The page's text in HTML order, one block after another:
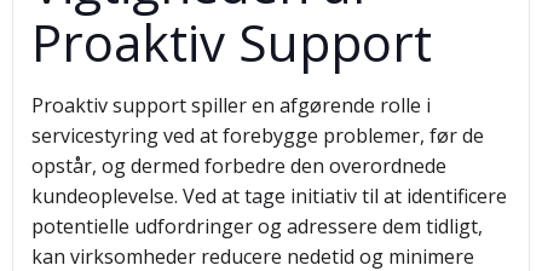
Proaktiv Support
Proaktiv support spiller en afgørende rolle i
servicestyring ved at forebygge problemer, før de
opstår, og dermed forbedre den overordnede
kundeoplevelse. Ved at tage initiativ til at identificere
potentielle udfordringer og adressere dem tidligt,
kan virksomheder reducere nedetid og minimere